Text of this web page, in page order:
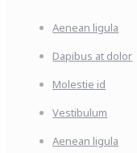
Aenean ligula
Dapibus at dolor
Molestie id
Vestibulum
Aenean ligula